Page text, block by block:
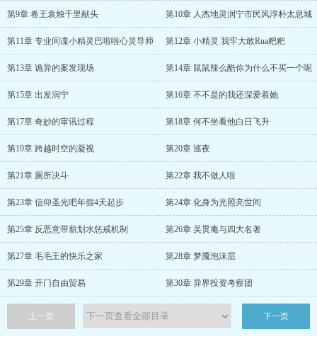
第9章 卷王袁烛千里献头 第10章 人杰地灵润宁市民风淳朴太息城
第11章 专业间谍小精灵巴啦啦心灵导师 第12章 小精灵 我牢大敢Rua粑粑
第13章 诡异的案发现场 第14章 鼠鼠辣么酷你为什么不买一个呢
第15章 出发润宁 第16章 不不是的我还深爱着她
第17章 奇妙的审讯过程 第18章 何不坐看他白日飞升
第19章 跨越时空的凝视 第20章 巡夜
第21章 厕所决斗 第22章 我不做人啦
第23章 信仰圣光吧年假4天起步 第24章 化身为光照亮世间
第25章 反恶意带薪划水惩戒机制 第26章 吴贯庵与四大名著
第27章 毛毛王的快乐之家 第28章 梦魇泡沫层
第29章 开门自由贸易 第30章 异界投资考察团
上一页 下一页